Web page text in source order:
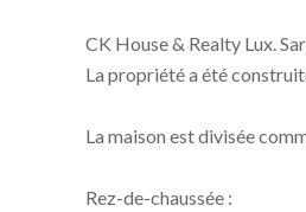
CK House & Realty Lux.
La propriété a été
La maison est divisée
Rez-de-chaussée :